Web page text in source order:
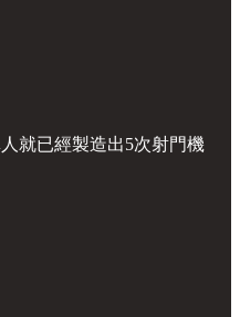
就已經製造出5次射門機